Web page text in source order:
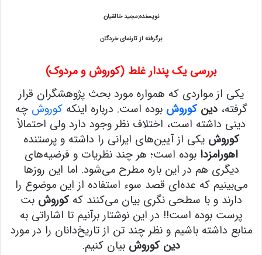
نویسنده:مجید خالقیان
برگرفته از تارنمای خردگان
بررسی یک پندار غلط (کوروش و مردوک)
یکی از مواردی که همواره مورد بحث پژوهشگران قرار
گرفته،دینکوروش بوده است. درباره اینکهکوروش چه
دینی داشته است، اختلاف نظر وجود دارد ولی احتمالاً
کوروش یکی از آیین‌های ایرانی را داشته و پرستنده
اهورامزدا بوده است؛ هر چند نظریات و فرضیه‌های
دیگری هم در این باره مطرح می‌شود. اما این روزها
می‌بینیم که عده‌ای قصد سوء استفاده از این موضوع را
دارند و با سطحی نگری بیان می‌کنند کهکوروش بت
پرست بوده است!! در این نوشتار برآنیم تا اشاراتی به
منابع داشته باشیم و نظر چند تن از تاریخ‌دانان را در مورد
دین کوروش بیان کنیم.